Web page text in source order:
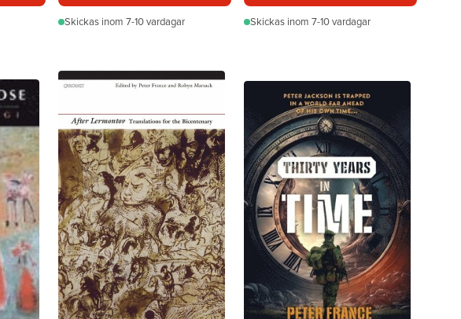
Skickas inom 7-10 vardagar Skickas inom 7-10 vardagar